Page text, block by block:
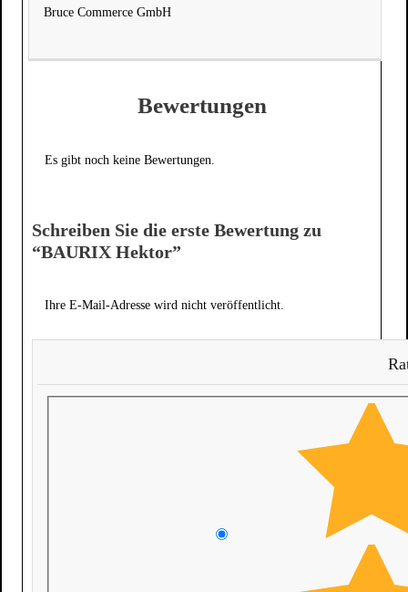
Bruce Commerce GmbH
Bewertungen
Es gibt noch keine Bewertungen.
Schreiben Sie die erste Bewertung zu
“BAURIX Hektor”
Ihre E-Mail-Adresse wird nicht veröffentlicht.